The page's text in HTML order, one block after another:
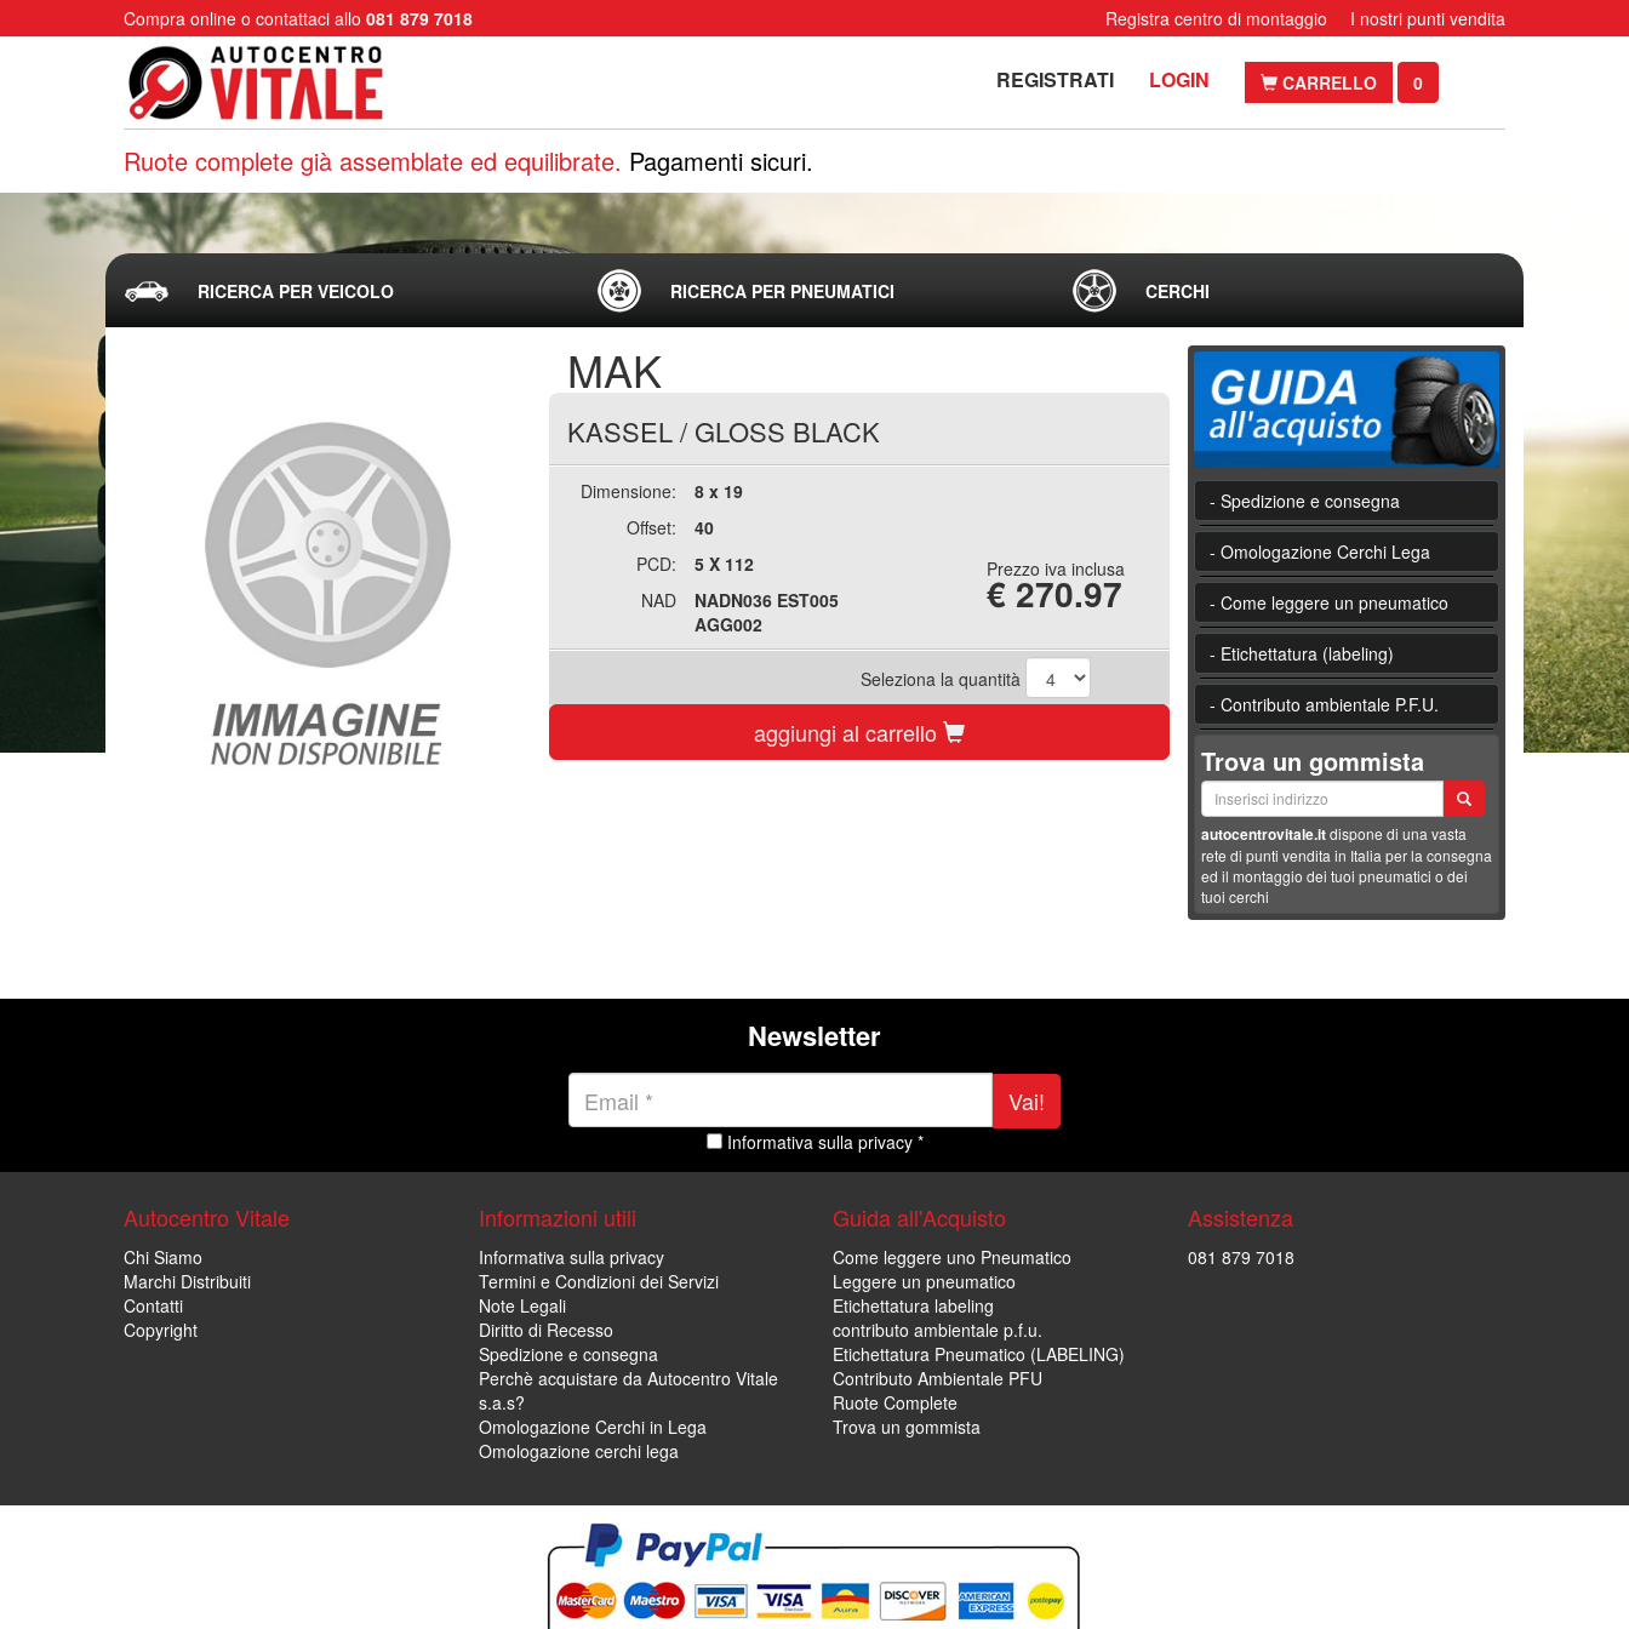
Compra online o contattaci allo 081 879 7018 Registra centro di montaggio I nostri punti vendita
REGISTRATI LOGIN CARRELLO 0
Ruote complete già assemblate ed equilibrate. Pagamenti sicuri.
RICERCA PER VEICOLO RICERCA PER PNEUMATICI CERCHI
MAK
KASSEL/ GLOSS BLACK
Dimensione:
8 x 19
Offset:
40
PCD:
5 X 112
NAD
NADN036 EST005
AGG002
Prezzo iva inclusa
€ 270.97
Seleziona la quantità
aggiungi al carrello
- Spedizione e consegna
- Omologazione Cerchi Lega
- Come leggere un pneumatico
- Etichettatura (labeling)
- Contributo ambientale P.F.U.
Trova un gommista
autocentrovitale.itdispone di una vasta
rete di punti vendita in Italia per la consegna
ed il montaggio dei tuoi pneumatici o dei
tuoi cerchi
Newsletter
Vai!
Informativa sulla privacy *
Autocentro Vitale
Chi Siamo
Marchi Distribuiti
Contatti
Copyright
Informazioni utili
Informativa sulla privacy
Termini e Condizioni dei Servizi
Note Legali
Diritto di Recesso
Spedizione e consegna
Perchè acquistare da Autocentro Vitale
s.a.s?
Omologazione Cerchi in Lega
Omologazione cerchi lega
Guida all'Acquisto
Come leggere uno Pneumatico
Leggere un pneumatico
Etichettatura labeling
contributo ambientale p.f.u.
Etichettatura Pneumatico (LABELING)
Contributo Ambientale PFU
Ruote Complete
Trova un gommista
Assistenza
081 879 7018